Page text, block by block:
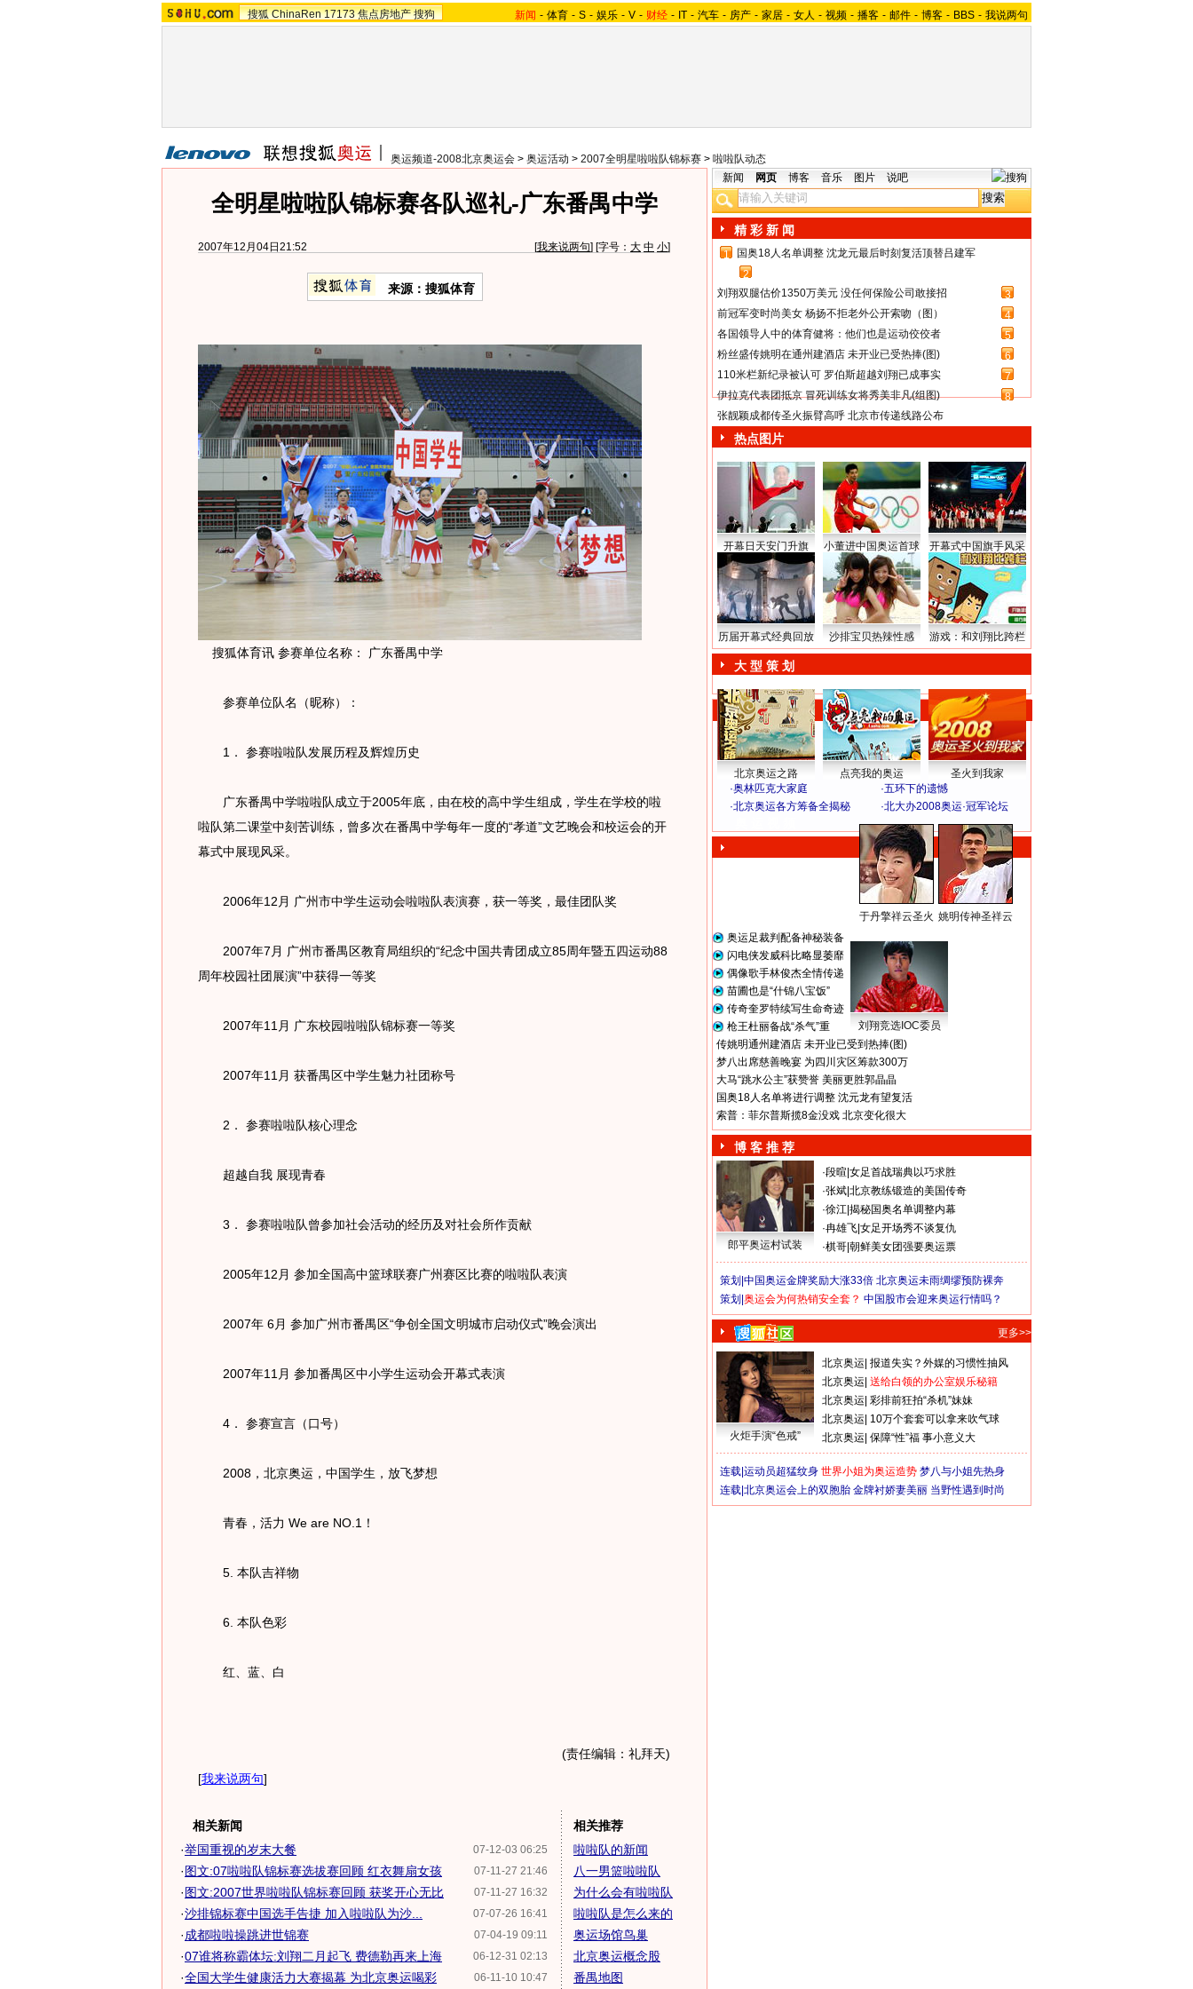
搜狐 ChinaRen 17173 焦点房地产 搜狗 新闻 - 体育 - S - 娱乐 - V - 财经 - IT - 汽车 - 房产 - 家居 - 女人 - 视频 - 播客 - 邮件 - 博客 - BBS - 我说两句
奥运频道-2008北京奥运会 > 奥运活动 > 2007全明星啦啦队锦标赛 > 啦啦队动态
全明星啦啦队锦标赛各队巡礼-广东番禺中学
2007年12月04日21:52 [我来说两句] [字号： 大 中 小]
来源：搜狐体育
搜狐体育讯 参赛单位名称： 广东番禺中学
参赛单位队名（昵称）：
1． 参赛啦啦队发展历程及辉煌历史
广东番禺中学啦啦队成立于2005年底，由在校的高中学生组成，学生在学校的啦
啦队第二课堂中刻苦训练，曾多次在番禺中学每年一度的“孝道”文艺晚会和校运会的开
幕式中展现风采。
2006年12月 广州市中学生运动会啦啦队表演赛，获一等奖，最佳团队奖
2007年7月 广州市番禺区教育局组织的“纪念中国共青团成立85周年暨五四运动88
周年校园社团展演”中获得一等奖
2007年11月 广东校园啦啦队锦标赛一等奖
2007年11月 获番禺区中学生魅力社团称号
2． 参赛啦啦队核心理念
超越自我 展现青春
3． 参赛啦啦队曾参加社会活动的经历及对社会所作贡献
2005年12月 参加全国高中篮球联赛广州赛区比赛的啦啦队表演
2007年 6月 参加广州市番禺区“争创全国文明城市启动仪式”晚会演出
2007年11月 参加番禺区中小学生运动会开幕式表演
4． 参赛宣言（口号）
2008，北京奥运，中国学生，放飞梦想
青春，活力 We are NO.1！
5. 本队吉祥物
6. 本队色彩
红、蓝、白
(责任编辑：礼拜天)
[我来说两句]
相关新闻
07-12-03 06:25
·举国重视的岁末大餐
07-11-27 21:46
·图文:07啦啦队锦标赛选拔赛回顾 红衣舞扇女孩
07-11-27 16:32
·图文:2007世界啦啦队锦标赛回顾 获奖开心无比
07-07-26 16:41
·沙排锦标赛中国选手告捷 加入啦啦队为沙...
07-04-19 09:11
·成都啦啦操跳进世锦赛
06-12-31 02:13
·07谁将称霸体坛:刘翔二月起飞 费德勒再来上海
06-11-10 10:47
·全国大学生健康活力大赛揭幕 为北京奥运喝彩
相关推荐
啦啦队的新闻
八一男篮啦啦队
为什么会有啦啦队
啦啦队是怎么来的
奥运场馆鸟巢
北京奥运概念股
番禺地图
新闻 网页 博客 音乐 图片 说吧
精 彩 新 闻
1
国奥18人名单调整 沈龙元最后时刻复活顶替吕建军
2
刘翔双腿估价1350万美元 没任何保险公司敢接招
3
前冠军变时尚美女 杨扬不拒老外公开索吻（图）
4
各国领导人中的体育健将：他们也是运动佼佼者
5
粉丝盛传姚明在通州建酒店 未开业已受热捧(图)
6
110米栏新纪录被认可 罗伯斯超越刘翔已成事实
7
伊拉克代表团抵京 冒死训练女将秀美非凡(组图)
8
张靓颖成都传圣火振臂高呼 北京市传递线路公布
热点图片
开幕日天安门升旗 小董进中国奥运首球 开幕式中国旗手风采
历届开幕式经典回放 沙排宝贝热辣性感 游戏：和刘翔比跨栏
大 型 策 划
北京奥运之路 点亮我的奥运
圣火到我家
·奥林匹克大家庭 ·五环下的遗憾
·北京奥运各方筹备全揭秘 ·北大办2008奥运·冠军论坛
于丹擎祥云圣火 姚明传神圣祥云
奥运足裁判配备神秘装备
闪电侠发威科比略显萎靡
偶像歌手林俊杰全情传递
苗圃也是“什锦八宝饭”
传奇奎罗特续写生命奇迹
枪王杜丽备战“杀气”重
刘翔竞选IOC委员
传姚明通州建酒店 未开业已受到热捧(图)
梦八出席慈善晚宴 为四川灾区筹款300万
大马“跳水公主”获赞誉 美丽更胜郭晶晶
国奥18人名单将进行调整 沈元龙有望复活
索普：菲尔普斯揽8金没戏 北京变化很大
博 客 推 荐
郎平奥运村试装
·段暄 女足首战瑞典以巧求胜
·张斌 北京教练锻造的美国传奇
·徐江 揭秘国奥名单调整内幕
·冉雄飞 女足开场秀不谈复仇
·棋哥 朝鲜美女团强要奥运票
策划| 中国奥运金牌奖励大涨33倍 北京奥运未雨绸缪预防裸奔
策划| 奥运会为何热销安全套？ 中国股市会迎来奥运行情吗？
更多>>
火炬手演“色戒”
北京奥运 报道失实？外媒的习惯性抽风
北京奥运 送给白领的办公室娱乐秘籍
北京奥运 彩排前狂拍“杀机”妹妹
北京奥运 10万个套套可以拿来吹气球
北京奥运 保障“性”福 事小意义大
连载| 运动员超猛纹身 世界小姐为奥运造势 梦八与小姐先热身
连载| 北京奥运会上的双胞胎 金牌衬娇妻美丽 当野性遇到时尚